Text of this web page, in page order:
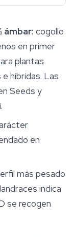
ámbar: cogollo
en primer
plantas
híbridas. Las
Seeds y
en
más pesado
indica
se recogen